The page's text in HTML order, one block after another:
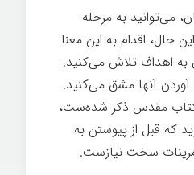
می‌توانید به مرحله
حال، اقدام به این معنا
اهداف تلاش می‌کنید.
آنها مشق می‌کنید.
مقدس ذکر شده‌ست،
که قبل از پیوستن به
سخت نیازست.